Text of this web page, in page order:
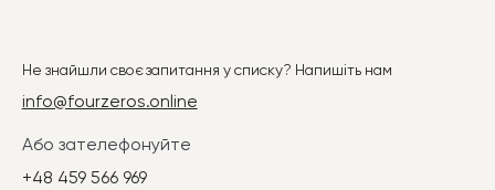
Не знайшли своє запитання у списку? Напишіть нам
info@fourzeros.online
Або зателефонуйте
+48 459 566 969